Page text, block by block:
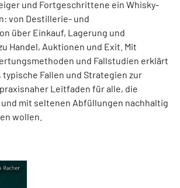
und Fortgeschrittene ein Whisky-
von Destillerie- und
über Einkauf, Lagerung und
Handel, Auktionen und Exit. Mit
und Fallstudien erklärt
Fallen und Strategien zur
Leitfaden für alle, die
mit seltenen Abfüllungen nachhaltig
wollen.